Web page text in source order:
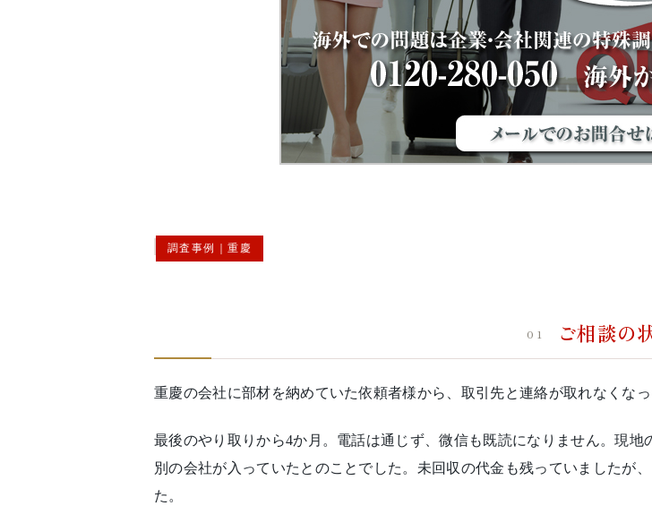
調査事例｜重慶
01 ご相談の
重慶の会社に部材を納めていた依頼者様から、取引先と連絡が取れなくな
最後のやり取りから4か月。電話は通じず、微信も既読になりません。現地
別の会社が入っていたとのことでした。未回収の代金も残っていましたが
た。